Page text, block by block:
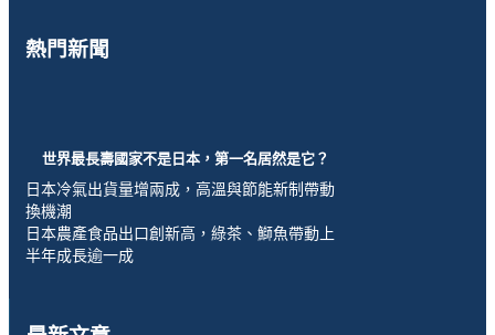
熱門新聞
世界最長壽國家不是日本，第一名居然是它？
日本冷氣出貨量增兩成，高溫與節能新制帶動
換機潮
日本農產食品出口創新高，綠茶、鰤魚帶動上
半年成長逾一成